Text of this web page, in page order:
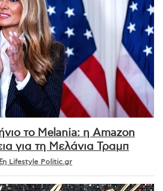
το Melania: η Amazon
για τη Μελάνια Τραμπ
Lifestyle Politic.gr